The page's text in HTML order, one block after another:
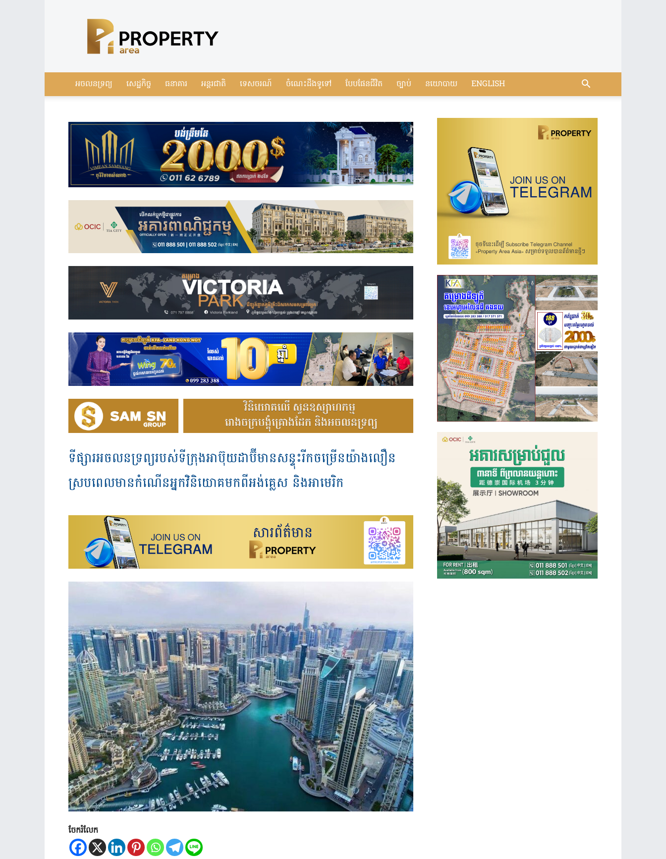
Real
Estate
Cambodia
អចលនទ្រព្យ សេដ្ឋកិច្ច ធនាគារ អន្តរជាតិ ទេសចរណ៍ ចំណេះដឹងទូទៅ បែបផែនជីវិត ច្បាប់ នយោបាយ ENGLISH
ទីផ្សារអចលនទ្រព្យរបស់ទីក្រុងអាប៊ុយដាប៊ីមានសន្ទុះរីកចម្រើនយ៉ាងលឿន
ស្របពេលមានកំណើនអ្នកវិនិយោគមកពីអង់គ្លេស និងអាមេរិក
ចែករំលែក